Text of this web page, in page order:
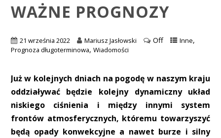
WAŻNE PROGNOZY
21 września 2022 Mariusz Jasłowski Off Inne,
Prognoza długoterminowa, Wiadomości
Już w kolejnych dniach na pogodę w naszym kraju
oddziaływać będzie kolejny dynamiczny układ
niskiego ciśnienia i między innymi system
frontów atmosferycznych, któremu towarzyszyć
będą opady konwekcyjne a nawet burze i silny